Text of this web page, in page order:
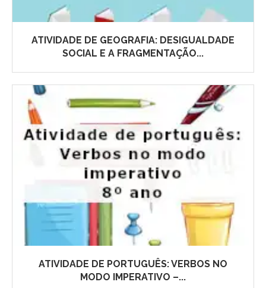
ATIVIDADE DE GEOGRAFIA: DESIGUALDADE
SOCIAL E A FRAGMENTAÇÃO...
ATIVIDADE DE PORTUGUÊS: VERBOS NO
MODO IMPERATIVO –...